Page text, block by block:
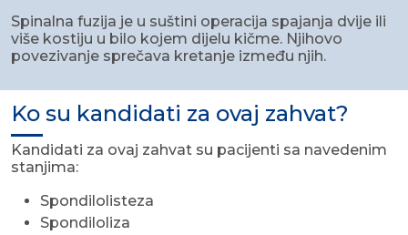
Spinalna fuzija je u suštini operacija spajanja dvije ili
više kostiju u bilo kojem dijelu kičme. Njihovo
povezivanje sprečava kretanje između njih.
Ko su kandidati za ovaj zahvat?
Kandidati za ovaj zahvat su pacijenti sa navedenim
stanjima:
Spondilolisteza
Spondiloliza